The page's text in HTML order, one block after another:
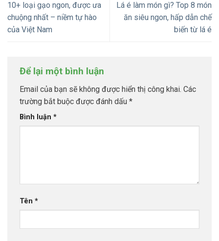
10+ loại gạo ngon, được ưa
chuộng nhất – niềm tự hào
của Việt Nam
Lá é làm món gì? Top 8 món
ăn siêu ngon, hấp dẫn chế
biến từ lá é
Để lại một bình luận
Email của bạn sẽ không được hiển thị công khai. Các
trường bắt buộc được đánh dấu *
Bình luận *
Tên *